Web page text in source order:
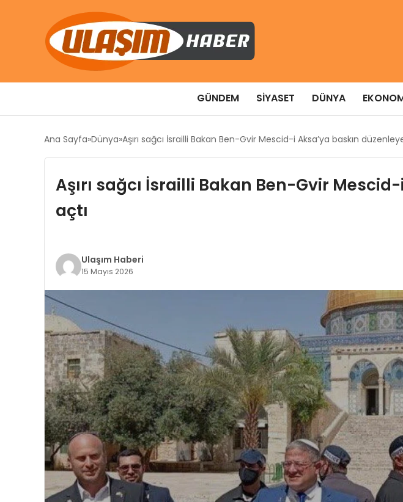
GÜNDEM SIYASET DÜNYA
Ana Sayfa Dünya Aşırı sağcı İsrailli Bakan Ben-Gvir Mescid-i Aksa’ya baskın
Aşırı sağcı İsrailli Bakan Ben-Gvir
açtı
Ulaşım Haberi
15 Mayıs 2026